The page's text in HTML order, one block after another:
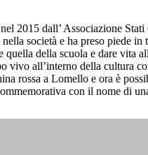
2015 dall’ Associazione
società e ha preso piede
quella della scuola e dare vita
vivo all’interno della cultura
rossa a Lomello e ora è
con il nome di